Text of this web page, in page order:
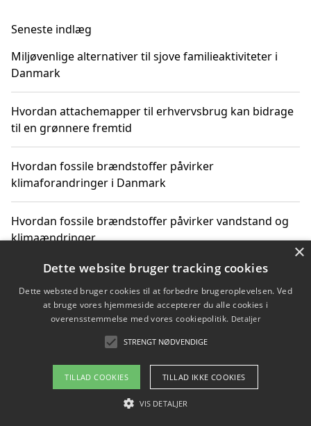
Seneste indlæg
Miljøvenlige alternativer til sjove familieaktiviteter i
Danmark
Hvordan attachemapper til erhvervsbrug kan bidrage
til en grønnere fremtid
Hvordan fossile brændstoffer påvirker
klimaforandringer i Danmark
Hvordan fossile brændstoffer påvirker vandstand og
klimaændringer
Hvordan citater om fossile brændstoffer kan ændre
vores perspektiv
Om / kontakt
Blog Betingelser
×
Dette website bruger tracking cookies
Dette websted bruger cookies til at forbedre brugeroplevelsen. Ved
at bruge vores hjemmeside accepterer du alle cookies i
overensstemmelse med vores cookiepolitik. Detaljer
STRENGT NØDVENDIGE
TILLAD COOKIES TILLAD IKKE COOKIES
VIS DETALJER